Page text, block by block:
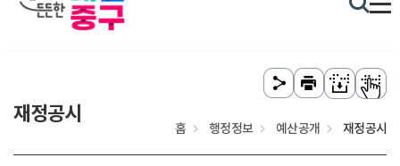
재정공시
홈 행정정보 예산공개 재정공시